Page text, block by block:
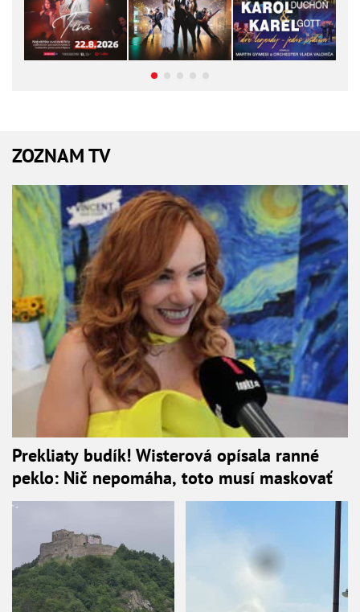
ZOZNAM TV
Prekliaty budík! Wisterová opísala ranné
peklo: Nič nepomáha, toto musí maskovať